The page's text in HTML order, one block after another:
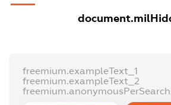
freemium.exampleText_1
freemium.exampleText_2